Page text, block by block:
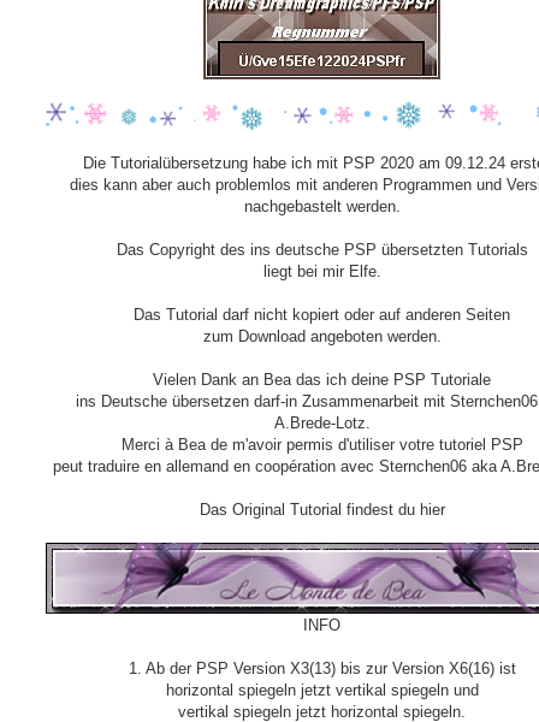
Die Tutorialübersetzung habe ich mit PSP 2020 am 09.12.24
dies kann aber auch problemlos mit anderen Programmen und
nachgebastelt werden.
Das Copyright des ins deutsche PSP übersetzten Tutorials
liegt bei mir Elfe.
Das Tutorial darf nicht kopiert oder auf anderen Seiten
zum Download angeboten werden.
Vielen Dank an Bea das ich deine PSP Tutoriale
ins Deutsche übersetzen darf-in Zusammenarbeit mit
A.Brede-Lotz.
Merci à Bea de m'avoir permis d'utiliser votre tutoriel PSP
peut traduire en allemand en coopération avec Sternchen06 aka
Das Original Tutorial findest du hier
INFO
1. Ab der PSP Version X3(13) bis zur Version X6(16) ist
horizontal spiegeln jetzt vertikal spiegeln und
vertikal spiegeln jetzt horizontal spiegeln.